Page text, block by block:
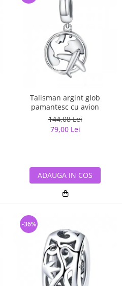
Talisman argint glob
pamantesc cu avion
144,08 Lei
79,00 Lei
ADAUGA IN COS
-36%